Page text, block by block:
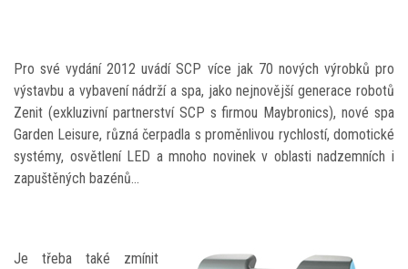
Pro své vydání 2012 uvádí SCP více jak 70 nových výrobků pro
výstavbu a vybavení nádrží a spa, jako nejnovější generace robotů
Zenit (exkluzivní partnerství SCP s firmou Maybronics), nové spa
Garden Leisure, různá čerpadla s proměnlivou rychlostí, domotické
systémy, osvětlení LED a mnoho novinek v oblasti nadzemních i
zapuštěných bazénů…
Je třeba také zmínit